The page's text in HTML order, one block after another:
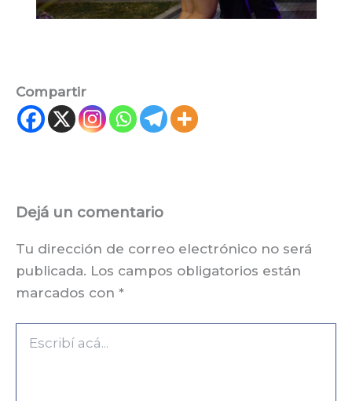
Compartir
Dejá un comentario
Tu dirección de correo electrónico no será
publicada. Los campos obligatorios están
marcados con *
acá...